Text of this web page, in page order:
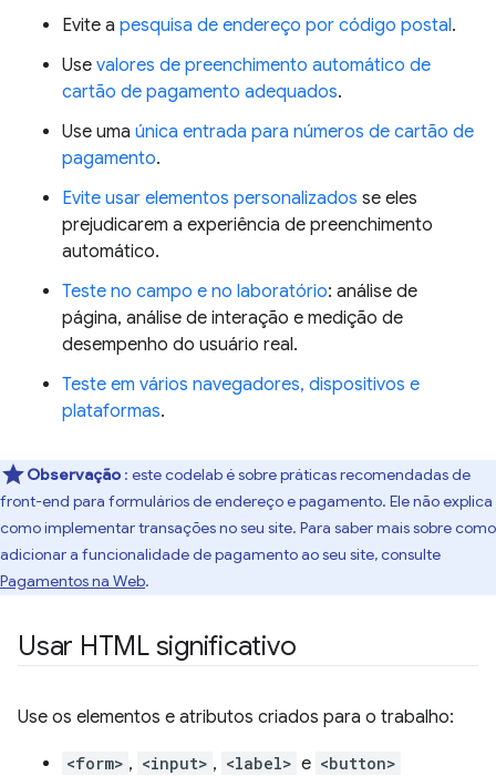
Evite a pesquisa de endereço por código postal.
Use valores de preenchimento automático de
cartão de pagamento adequados.
Use uma única entrada para números de cartão de
pagamento.
Evite usar elementos personalizados se eles
prejudicarem a experiência de preenchimento
automático.
Teste no campo e no laboratório: análise de
página, análise de interação e medição de
desempenho do usuário real.
Teste em vários navegadores, dispositivos e
plataformas.
Observação : este codelab é sobre práticas recomendadas de
front-end para formulários de endereço e pagamento. Ele não explica
como implementar transações no seu site. Para saber mais sobre como
adicionar a funcionalidade de pagamento ao seu site, consulte
Pagamentos na Web.
Usar HTML significativo
Use os elementos e atributos criados para o trabalho:
<form> , <input> , <label> e <button>